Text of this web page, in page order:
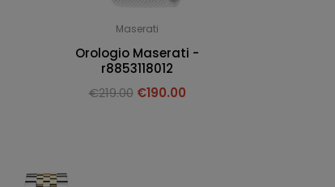
Maserati
Orologio Maserati -
r8853118012
€219.00 €190.00